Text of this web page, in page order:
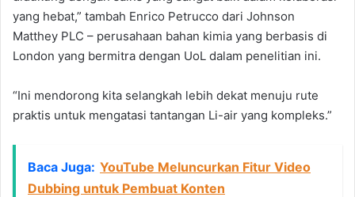
yang hebat,” tambah Enrico Petrucco dari Johnson
Matthey PLC – perusahaan bahan kimia yang berbasis di
London yang bermitra dengan UoL dalam penelitian ini.
“Ini mendorong kita selangkah lebih dekat menuju rute
praktis untuk mengatasi tantangan Li-air yang kompleks.”
Baca Juga: YouTube Meluncurkan Fitur Video
Dubbing untuk Pembuat Konten